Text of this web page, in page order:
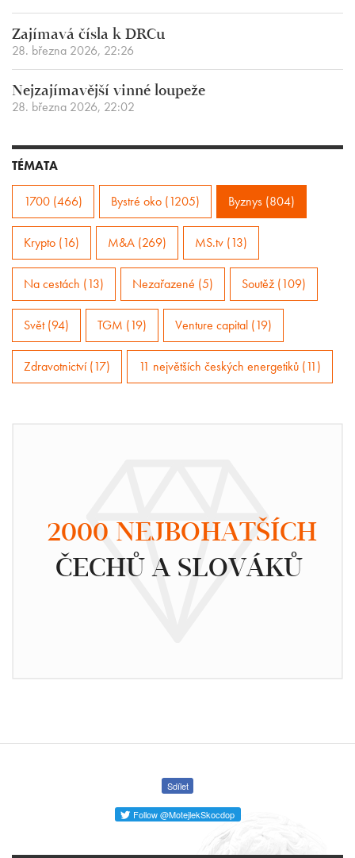
Zajímavá čísla k DRCu
28. března 2026, 22:26
Nejzajímavější vinné loupeže
28. března 2026, 22:02
TÉMATA
1700 (466) Bystré oko (1205) Byznys (804)
Krypto (16) M&A (269) MS.tv (13)
Na cestách (13) Nezařazené (5) Soutěž (109)
Svět (94) TGM (19) Venture capital (19)
Zdravotnictví (17) 11 největších českých energetiků (11)
2000 NEJBOHATŠÍCH
ČECHŮ A SLOVÁKŮ
Sdílet
Follow @MotejlekSkocdop